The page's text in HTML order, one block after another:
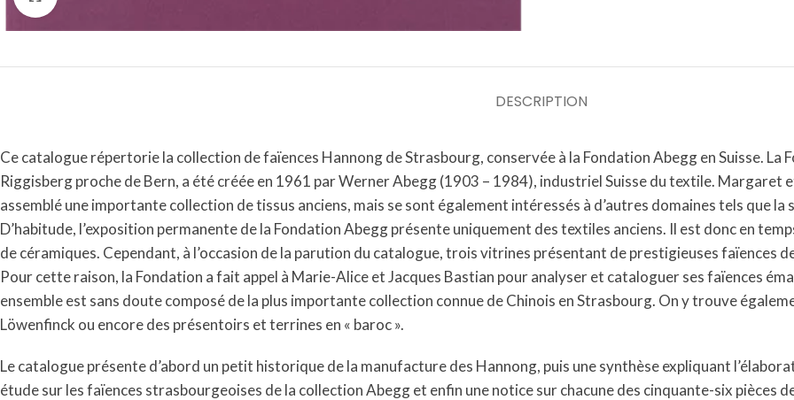
DESCRIPTION
Ce catalogue répertorie la collection de faïences Hannong de Strasbourg, conservée à la Fondation Abegg en Suisse. La
Riggisberg proche de Bern, a été créée en 1961 par Werner Abegg (1903 – 1984), industriel Suisse du textile.
assemblé une importante collection de tissus anciens, mais se sont également intéressés à d’autres domaines tels que
D’habitude, l’exposition permanente de la Fondation Abegg présente uniquement des textiles anciens. Il est donc en
de céramiques. Cependant, à l’occasion de la parution du catalogue, trois vitrines présentant de prestigieuses faïences
Pour cette raison, la Fondation a fait appel à Marie-Alice et Jacques Bastian pour analyser et cataloguer ses faïences
ensemble est sans doute composé de la plus importante collection connue de Chinois en Strasbourg. On y trouve
Löwenfinck ou encore des présentoirs et terrines en « baroc ».
Le catalogue présente d’abord un petit historique de la manufacture des Hannong, puis une synthèse expliquant
étude sur les faïences strasbourgeoises de la collection Abegg et enfin une notice sur chacune des cinquante-six pièces de